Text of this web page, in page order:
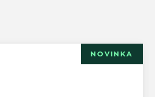
NOVINKA